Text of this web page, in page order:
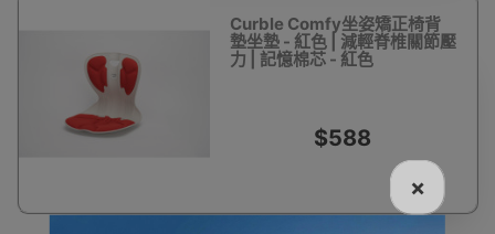
Curble Comfy坐姿矯正椅背
墊坐墊 - 紅色 | 減輕脊椎關節壓
力 | 記憶棉芯 - 紅色
$588
×